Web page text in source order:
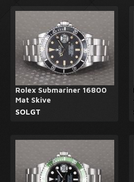
Rolex Submariner 16800
Mat Skive
SOLGT